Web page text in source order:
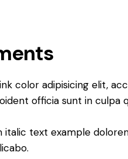
color adipisicing elit,
officia sunt in culpa
text example